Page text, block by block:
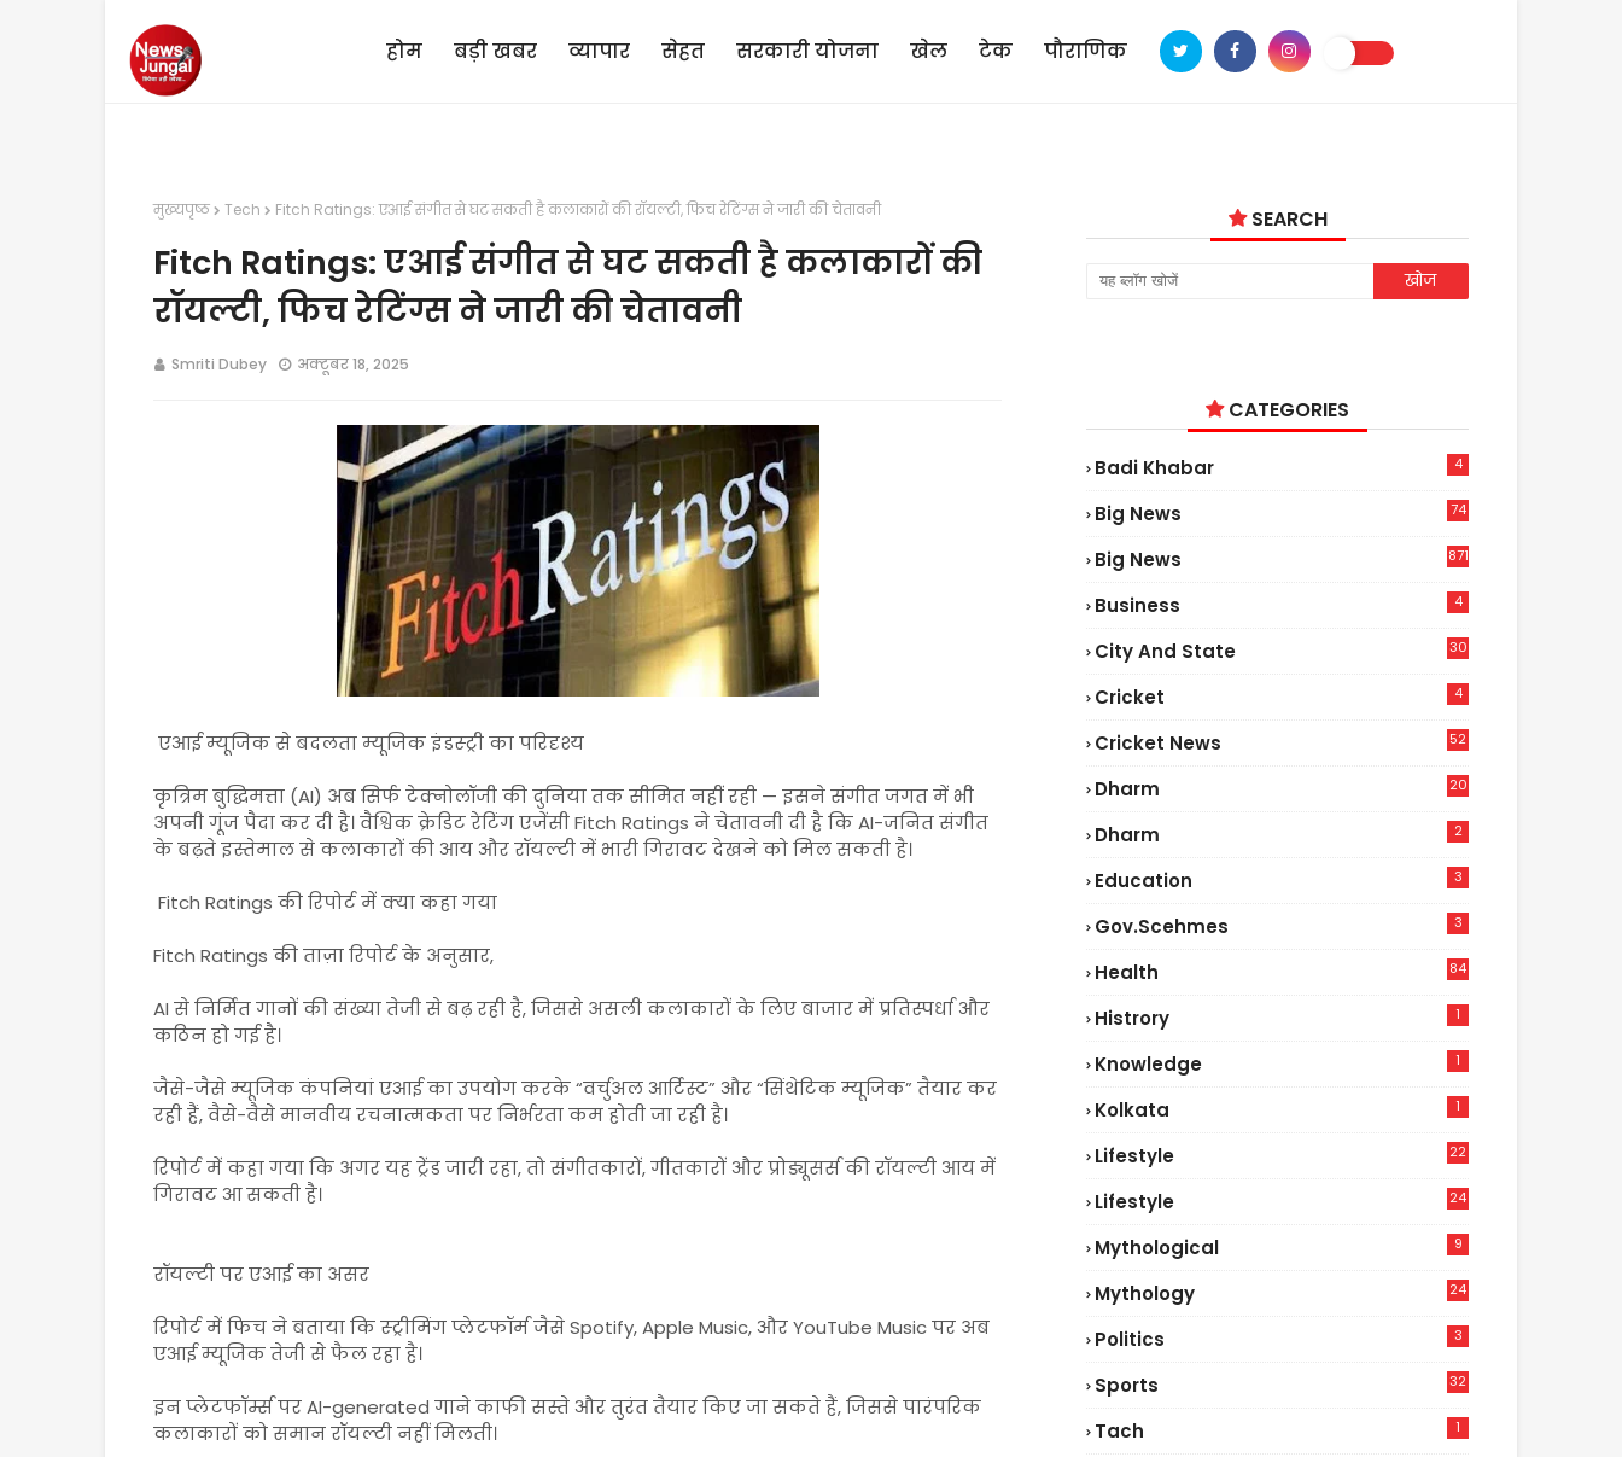
होम बड़ी खबर व्यापार सेहत सरकारी योजना खेल टेक पौराणिक
मुख्यपृष्ठ Tech Fitch Ratings: एआई संगीत से घट सकती है कलाकारों की रॉयल्टी, फिच रेटिंग्स ने जारी की चेतावनी
Fitch Ratings: एआई संगीत से घट सकती है कलाकारों की
रॉयल्टी, फिच रेटिंग्स ने जारी की चेतावनी
Smriti Dubey अक्टूबर 18, 2025
एआई म्यूजिक से बदलता म्यूजिक इंडस्ट्री का परिदृश्य
कृत्रिम बुद्धिमत्ता (AI) अब सिर्फ टेक्नोलॉजी की दुनिया तक सीमित नहीं रही — इसने संगीत जगत में भी
अपनी गूंज पैदा कर दी है। वैश्विक क्रेडिट रेटिंग एजेंसी Fitch Ratings ने चेतावनी दी है कि AI-जनित संगीत
के बढ़ते इस्तेमाल से कलाकारों की आय और रॉयल्टी में भारी गिरावट देखने को मिल सकती है।
Fitch Ratings की रिपोर्ट में क्या कहा गया
Fitch Ratings की ताज़ा रिपोर्ट के अनुसार,
AI से निर्मित गानों की संख्या तेजी से बढ़ रही है, जिससे असली कलाकारों के लिए बाजार में प्रतिस्पर्धा और
कठिन हो गई है।
जैसे-जैसे म्यूजिक कंपनियां एआई का उपयोग करके “वर्चुअल आर्टिस्ट” और “सिंथेटिक म्यूजिक” तैयार कर
रही हैं, वैसे-वैसे मानवीय रचनात्मकता पर निर्भरता कम होती जा रही है।
रिपोर्ट में कहा गया कि अगर यह ट्रेंड जारी रहा, तो संगीतकारों, गीतकारों और प्रोड्यूसर्स की रॉयल्टी आय में
गिरावट आ सकती है।
रॉयल्टी पर एआई का असर
रिपोर्ट में फिच ने बताया कि स्ट्रीमिंग प्लेटफॉर्म जैसे Spotify, Apple Music, और YouTube Music पर अब
एआई म्यूजिक तेजी से फैल रहा है।
इन प्लेटफॉर्म्स पर AI-generated गाने काफी सस्ते और तुरंत तैयार किए जा सकते हैं, जिससे पारंपरिक
कलाकारों को समान रॉयल्टी नहीं मिलती।
SEARCH
CATEGORIES
Badi Khabar 4
Big News
74
Big News 871
Business 4
City And State 30
Cricket 4
Cricket News
52
Dharm 20
Dharm 2
Education 3
Gov.scehmes 3
Health
84
Histrory 1
Knowledge 1
Kolkata 1
Lifestyle
22
Lifestyle
24
Mythological 9
Mythology 24
Politics 3
Sports 32
Tach 1